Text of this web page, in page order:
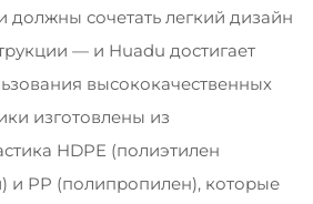
должны сочетать легкий дизайн
— и Huadu достигает
высококачественных
изготовлены из
HDPE (полиэтилен
и PP (полипропилен), которые